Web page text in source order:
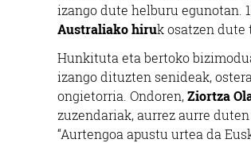
izango dute helburu egunotan.
Australiako hiruk osatzen dute
Hunkituta eta bertoko
izango dituzten senideak,
ongietorria. Ondoren,Ziortza
zuzendariak, aurrez aurre duten
“Aurtengoa apustu urtea da